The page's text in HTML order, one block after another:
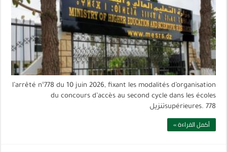
l’arrêté n°778 du 10 juin 2026, fixant les modalités d’organisation
du concours d’accès au second cycle dans les écoles
supérieures. 778تنزيل
أكمل القراءة »